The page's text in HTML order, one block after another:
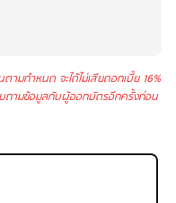
ตามกำหนด จะได้ไม่เสียดอกเบี้ย 16%
ถามข้อมูลกับผู้ออกบัตรอีกครั้งก่อน